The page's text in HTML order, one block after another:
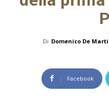
Di Domenico De
Facebook